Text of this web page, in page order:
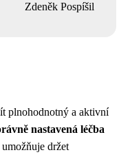
Zdeněk Pospíšil
plnohodnotný a aktivní
nastavená léčba
umožňuje držet